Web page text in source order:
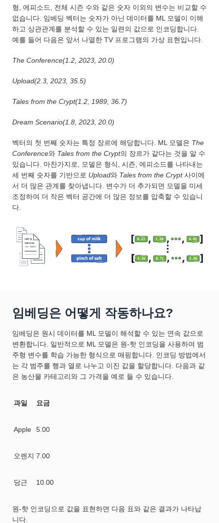
형, 에피소드, 전체 시즌 수와 같은 숫자 이외의 변수는 비교할 수
없습니다. 임베딩 벡터는 숫자가 아닌 데이터를 ML 모델이 이해
하고 상관관계를 분석할 수 있는 일련의 값으로 인코딩합니다.
예를 들어 다음은 앞서 나열한 TV 프로그램의 가상 표현입니다.
The Conference(1.2, 2023, 20.0)
Upload(2.3, 2023, 35.5)
Tales from the Crypt(1.2, 1989, 36.7)
Dream Scenario(1.8, 2023, 20.0)
벡터의 첫 번째 숫자는 특정 장르에 해당합니다. ML 모델은 The
Conference와 Tales from the Crypt의 장르가 같다는 것을 알 수
있습니다. 마찬가지로, 모델은 형식, 시즌, 에피소드를 나타내는
세 번째 숫자를 기반으로 Upload와 Tales from the Crypt사이에
서 더 많은 관계를 찾아냅니다. 변수가 더 추가되면 모델을 미세
조정하여 더 작은 벡터 공간에 더 많은 정보를 압축할 수 있습니
다.
임베딩은 어떻게 작동하나요?
임베딩은 원시 데이터를 ML 모델이 해석할 수 있는 연속 값으로
변환합니다. 일반적으로 ML 모델은 원-핫 인코딩을 사용하여 범
주형 변수를 학습 가능한 형식으로 매핑합니다. 인코딩 방법에서
는 각 범주를 행과 열로 나누고 이진 값을 할당합니다. 다음과 같
은 농산물 카테고리와 그 가격을 예로 들 수 있습니다.
과일 요금
Apple 5.00
오렌지 7.00
당근 10.00
원-핫 인코딩으로 값을 표현하면 다음 표와 같은 결과가 나타납
니다.